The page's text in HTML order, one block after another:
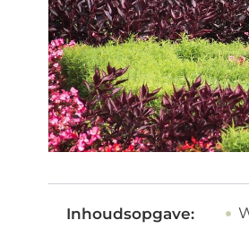
Inhoudsopgave: